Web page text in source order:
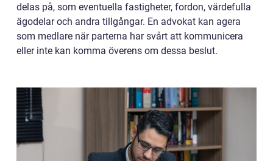
delas på, som eventuella fastigheter, fordon, värdefulla
ägodelar och andra tillgångar. En advokat kan agera
som medlare när parterna har svårt att kommunicera
eller inte kan komma överens om dessa beslut.